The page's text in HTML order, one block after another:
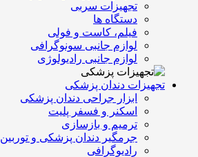
تجهیزات سربی
دستگاه ها
فیلم، کاست و فولی
لوازم جانبی سونوگرافی
لوازم جانبی رادیولوژی
تجهیزات دندان پزشکی
ابزار جراحی دندان پزشکی
اسکنر و فسفر پلیت
ترمیم و بازسازی
جرمگیر دندان پزشکی و توربین
رادیوگرافی